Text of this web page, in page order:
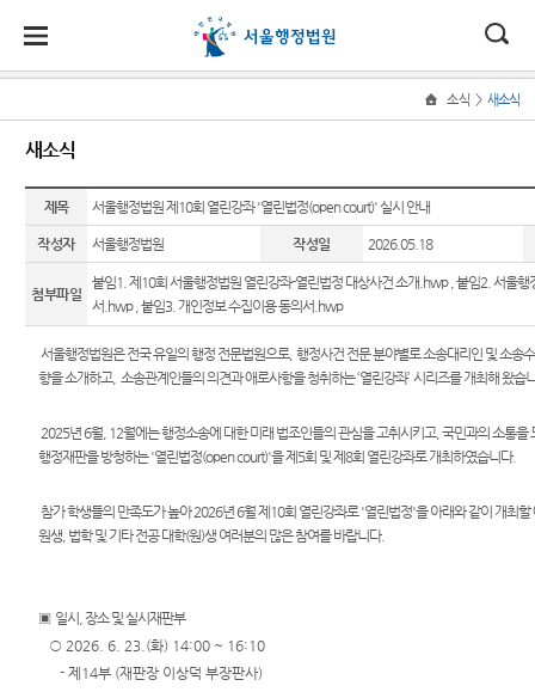
법원
소개
법원장
인사말
조직 및
호
정 및 법
정안내
역
찾아오
시는길
소식
새소식
우리법
원 주요
이달의
결
자소개
E-mail
민원
민원안
내
법률상
담안내
자주묻
유관기
장애인·
을
위한 우
록열람
복사예
정보
사건검
색
판결서
사본 제
공신청
판결서
인터넷
원안내
소통
법원에
바란다
부조리
신고센
터
학
개
소식 > 새소식
새소식
제목 서울행정법원 제10회 열린강좌 '열린법정(open court)' 실시 안내
작성자 서울행정법원 작성일 2026.05.18
첨부파일
붙임1. 제10회 서울행정법원 열린강좌-열린법정 대상사건 소개.hwp,붙임2. 서울행
서.hwp,붙임3. 개인정보 수집이용 동의서.hwp
서울행정법원은 전국 유일의 행정 전문법원으로, 행정사건 전문 분야별로 소송대리인 및 소송
향을 소개하고,소송관계인들의 의견과 애로사항을 청취하는‘열린강좌’ 시리즈를 개최해 왔습
2025년 6월, 12월에는 행정소송에 대한 미래 법조인들의 관심을 고취시키고, 국민과의 소통을
행정재판을 방청하는 '열린법정(open court)'을 제5회 및 제8회 열린강좌로 개최하였습니다.
참가 학생들의 만족도가 높아 2026년 6월 제10회 열린강좌로 '열린법정'을 아래와 같이 개최
원생, 법학 및 기타 전공 대학(원)생 여러분의 많은 참여를 바랍니다.
▣ 일시, 장소 및 실시재판부
○ 2026. 6. 23.(화) 14:00 ~ 16:10
- 제14부 (재판장 이상덕 부장판사)
원
원
정
소
통